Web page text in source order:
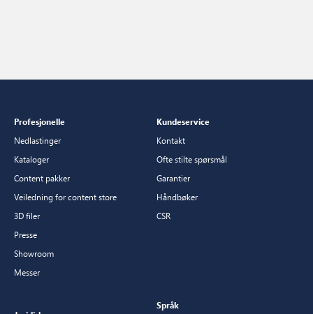
Profesjonelle
Nedlastinger
Kataloger
Content pakker
Veiledning for content store
3D filer
Presse
Showroom
Messer
Kundeservice
Kontakt
Ofte stilte spørsmål
Garantier
Håndbøker
CSR
Språk